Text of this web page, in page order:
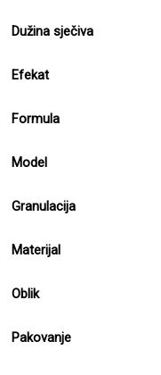
Dužina sječiva
Efekat
Formula
Model
Granulacija
Materijal
Oblik
Pakovanje